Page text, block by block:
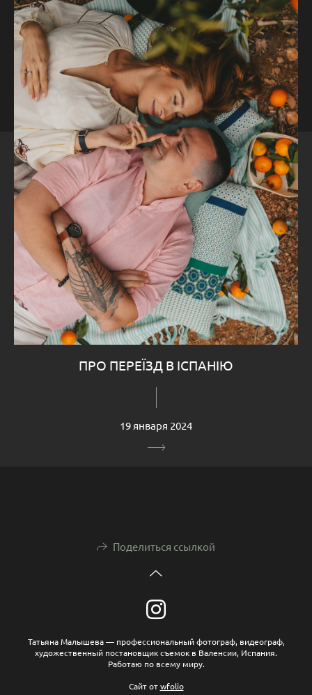
ПРО ПЕРЕЇЗД В ІСПАНІЮ
19 января 2024
Поделиться ссылкой
Татьяна Малышева — профессиональный фотограф, видеограф,
художественный постановщик съемок в Валенсии, Испания.
Работаю по всему миру.
Сайт отwfolio